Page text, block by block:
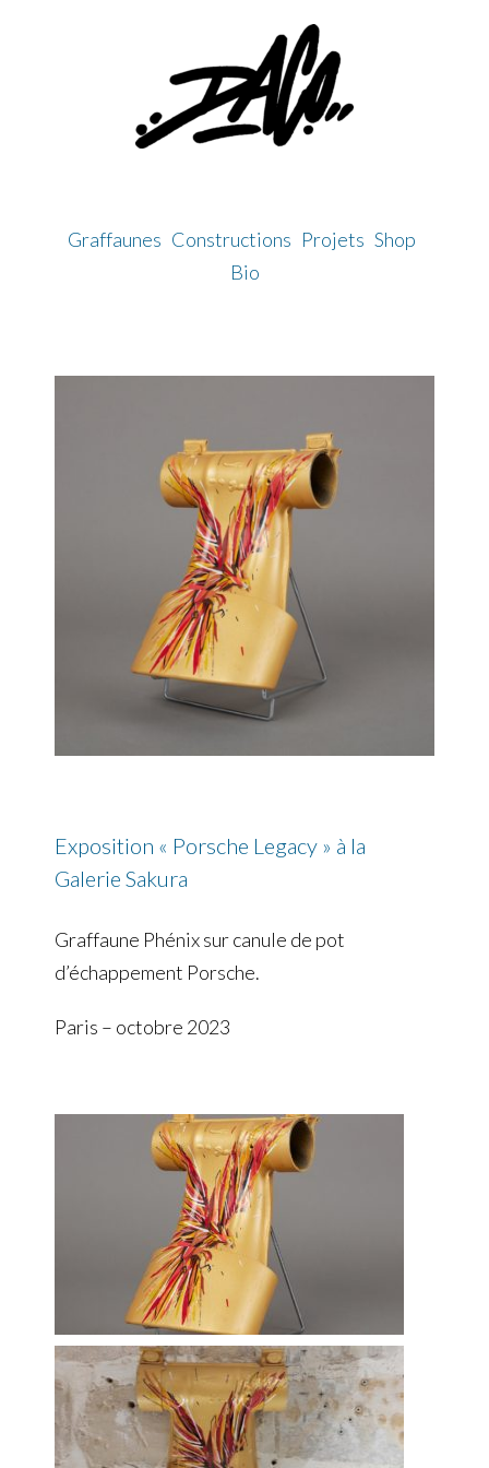
Graffaunes Constructions Projets Shop
Bio
Exposition « Porsche Legacy » à la
Galerie Sakura
Graffaune Phénix sur canule de pot
d’échappement Porsche.
Paris – octobre 2023